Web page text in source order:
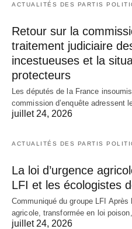
ACTUALITÉS DES PARTIS
Retour sur la
traitement judiciaire
incestueuses et la
protecteurs
Les députés de la France
commission d’enquête adressent
juillet 24, 2026
ACTUALITÉS DES PARTIS
La loi d’urgence
LFI et les écologistes
Communiqué du groupe LFI Après
agricole, transformée en loi
juillet 24, 2026